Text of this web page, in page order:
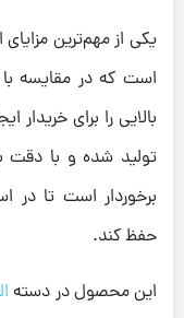
است که در مقایسه با
بالایی را برای
تولید شده و با دقت
برخوردار است تا در
حفظ کند.
این محصول در دسته